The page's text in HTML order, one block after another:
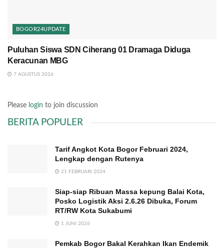
BOGOR24UPDATE
Puluhan Siswa SDN Ciherang 01 Dramaga Diduga
Keracunan MBG
7 AGUSTUS 2026
Please login to join discussion
BERITA POPULER
Tarif Angkot Kota Bogor Februari 2024,
Lengkap dengan Rutenya
21 FEBRUARI 2024
Siap-siap Ribuan Massa kepung Balai Kota,
Posko Logistik Aksi 2.6.26 Dibuka, Forum
RT/RW Kota Sukabumi
1 JUNI 2026
Pemkab Bogor Bakal Kerahkan Ikan Endemik